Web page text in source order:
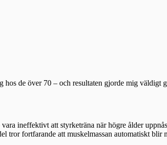
de över 70 – och resultaten gjorde mig väldigt
ineffektivt att styrketräna när högre ålder
fortfarande att muskelmassan automatiskt blir